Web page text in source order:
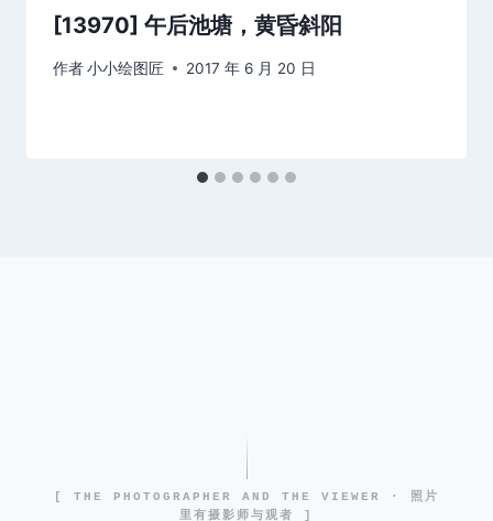
[13970] 午后池塘，黄昏斜阳
作者小小绘图匠 2017 年 6 月 20 日
[ THE PHOTOGRAPHER AND THE VIEWER · 照片
里有摄影师与观者 ]